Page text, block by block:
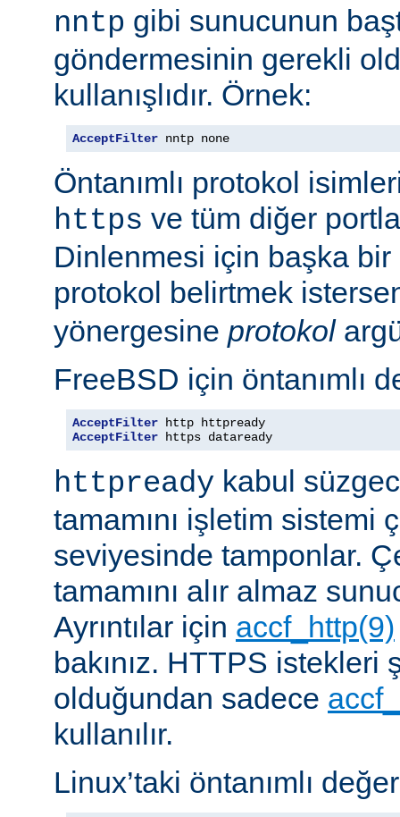
nntp gibi sunucunun
göndermesinin gerekli
kullanışlıdır. Örnek:
AcceptFilter nntp none
Öntanımlı protokol
https ve tüm diğer
Dinlenmesi için başka
protokol belirtmek
yönergesine protokol
FreeBSD için öntanımlı
AcceptFilter
AcceptFilter https dataready
httpready kabul
tamamını işletim sistemi
seviyesinde tamponlar.
tamamını alır almaz
Ayrıntılar için accf_http(9)
bakınız. HTTPS istekleri
olduğundan sadece
kullanılır.
Linux’taki öntanımlı